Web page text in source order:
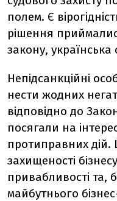
полем. Є
рішення
закону,
Непідсанкційні
нести жодних
відповідно до
посягали на
протиправних
захищеності
привабливості та,
майбутнього